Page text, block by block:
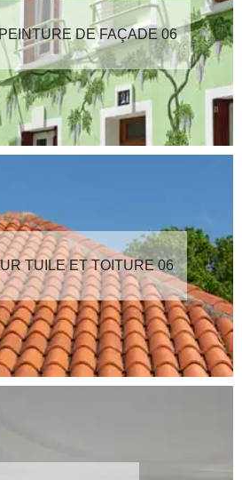
DE FAÇADE 06
TUILE ET TOITURE 06